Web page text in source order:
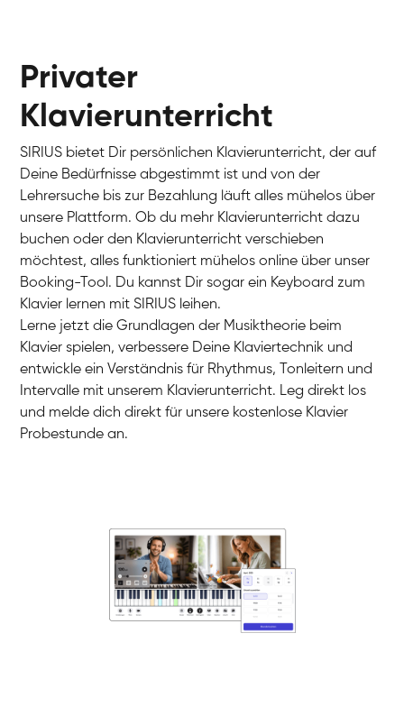
Charlotte
Klavier / Piano / Flügel
Klavier / Piano / Flügel
Klavier / Piano / Flügel
Privater
Klavierunterricht
SIRIUS bietet Dir persönlichen Klavierunterricht, der auf
Deine Bedürfnisse abgestimmt ist und von der
Lehrersuche bis zur Bezahlung läuft alles mühelos über
unsere Plattform. Ob du mehr Klavierunterricht dazu
buchen oder den Klavierunterricht verschieben
möchtest, alles funktioniert mühelos online über unser
Booking-Tool. Du kannst Dir sogar ein Keyboard zum
Klavier lernen mit SIRIUS leihen.
Lerne jetzt die Grundlagen der Musiktheorie beim
Klavier spielen, verbessere Deine Klaviertechnik und
entwickle ein Verständnis für Rhythmus, Tonleitern und
Intervalle mit unserem Klavierunterricht. Leg direkt los
und melde dich direkt für unsere kostenlose Klavier
Probestunde an.